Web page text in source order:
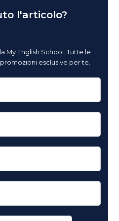
l'articolo?
My English School. Tutte le
esclusive per te.